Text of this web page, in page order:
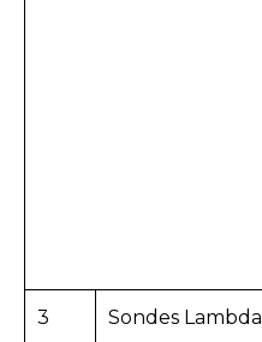
3 Sondes Lambda